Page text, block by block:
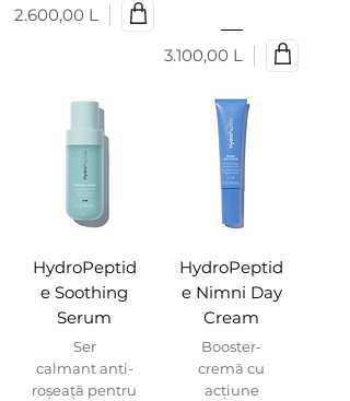
Preț
2.600,00 L
Preț
3.100,00 L
HydroPeptid
e Soothing
Serum
Ser
calmant anti-
roșeață pentru
HydroPeptid
e Nimni Day
Cream
Booster-
cremă cu
acțiune